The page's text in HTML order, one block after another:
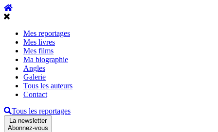
Mes reportages
Mes livres
Mes films
Ma biographie
Angles
Galerie
Tous les auteurs
Contact
Tous les reportages
La newsletter
Abonnez-vous